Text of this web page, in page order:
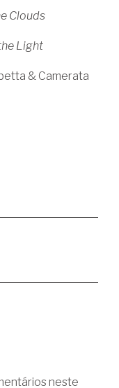
Clouds
Light
& Camerata
neste